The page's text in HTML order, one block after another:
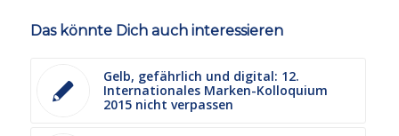
Das könnte Dich auch interessieren
Gelb, gefährlich und digital: 12.
Internationales Marken-Kolloquium
2015 nicht verpassen